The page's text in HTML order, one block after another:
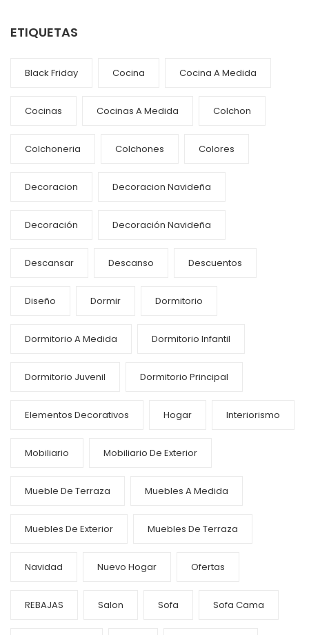
ETIQUETAS
Black Friday Cocina Cocina A Medida
Cocinas Cocinas A Medida Colchon
Colchoneria Colchones Colores
Decoracion Decoracion Navideña
Decoración Decoración Navideña
Descansar Descanso Descuentos
Diseño Dormir Dormitorio
Dormitorio A Medida Dormitorio Infantil
Dormitorio Juvenil Dormitorio Principal
Elementos Decorativos Hogar Interiorismo
Mobiliario Mobiliario De Exterior
Mueble De Terraza Muebles A Medida
Muebles De Exterior Muebles De Terraza
Navidad Nuevo Hogar Ofertas
REBAJAS Salon Sofa Sofa Cama